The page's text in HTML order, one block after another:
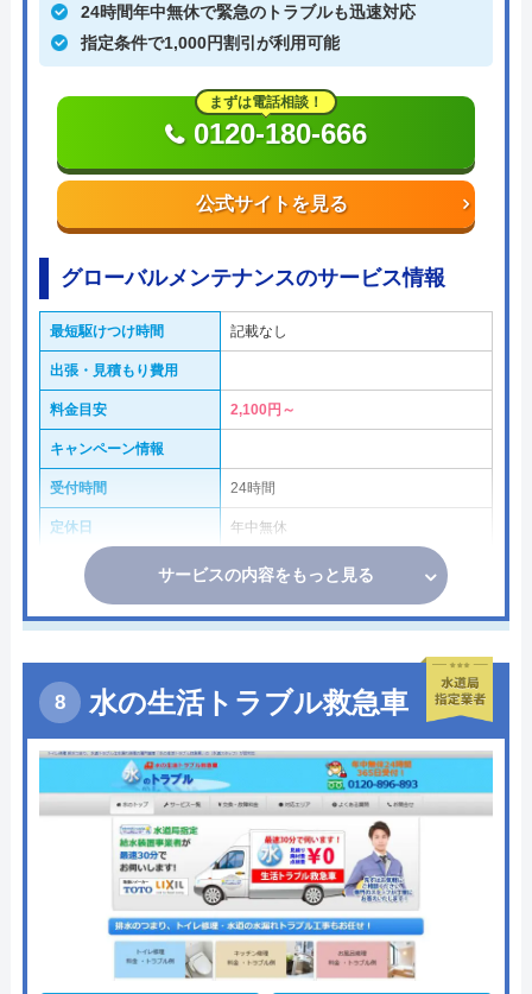
24時間年中無休で緊急のトラブルも迅速対応
指定条件で1,000円割引が利用可能
公式サイトを見る
まずは電話相談！
0120-180-666
グローバルメンテナンスのサービス情報
最短駆けつけ時間 記載なし
出張・見積もり費用
料金目安 2,100円～
キャンペーン情報
受付時間 24時間
定休日 年中無休
サービスの内容をもっと見る
水の生活トラブル救急車